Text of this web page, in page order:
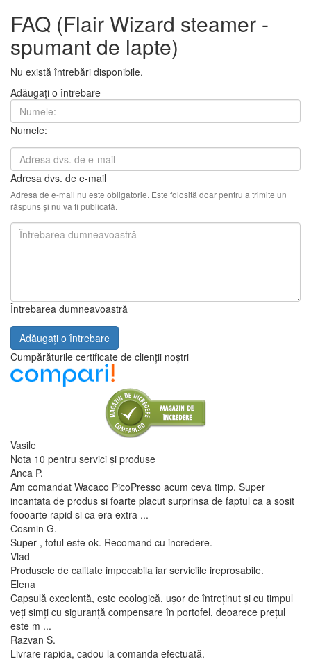
FAQ (Flair Wizard steamer -
spumant de lapte)
Nu există întrebări disponibile.
Adăugați o întrebare
Numele:
Adresa dvs. de e-mail
Adresa de e-mail nu este obligatorie. Este folosită doar pentru a trimite un
răspuns și nu va fi publicată.
Întrebarea dumneavoastră
Adăugați o întrebare
Cumpărăturile certificate de clienții noștri
Vasile
Nota 10 pentru servici și produse
Anca P.
Am comandat Wacaco PicoPresso acum ceva timp. Super
incantata de produs si foarte placut surprinsa de faptul ca a sosit
foooarte rapid si ca era extra ...
Cosmin G.
Super , totul este ok. Recomand cu incredere.
Vlad
Produsele de calitate impecabila iar serviciile ireprosabile.
Elena
Capsulă excelentă, este ecologică, ușor de întreținut și cu timpul
veți simți cu siguranță compensare în portofel, deoarece prețul
este m ...
Razvan S.
Livrare rapida, cadou la comanda efectuată.